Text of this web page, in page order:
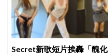
Secret新歌短片挨轟「醜